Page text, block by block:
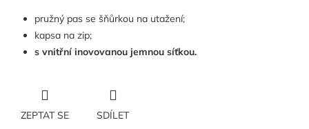
pružný pas se šňůrkou na utažení;
kapsa na zip;
s vnitřní inovovanou jemnou síťkou.
ZEPTAT SE SDÍLET